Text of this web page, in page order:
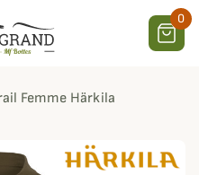
0
Femme Härkila